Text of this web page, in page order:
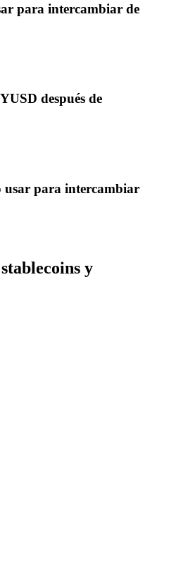
para intercambiar de
después de
usar para intercambiar
y